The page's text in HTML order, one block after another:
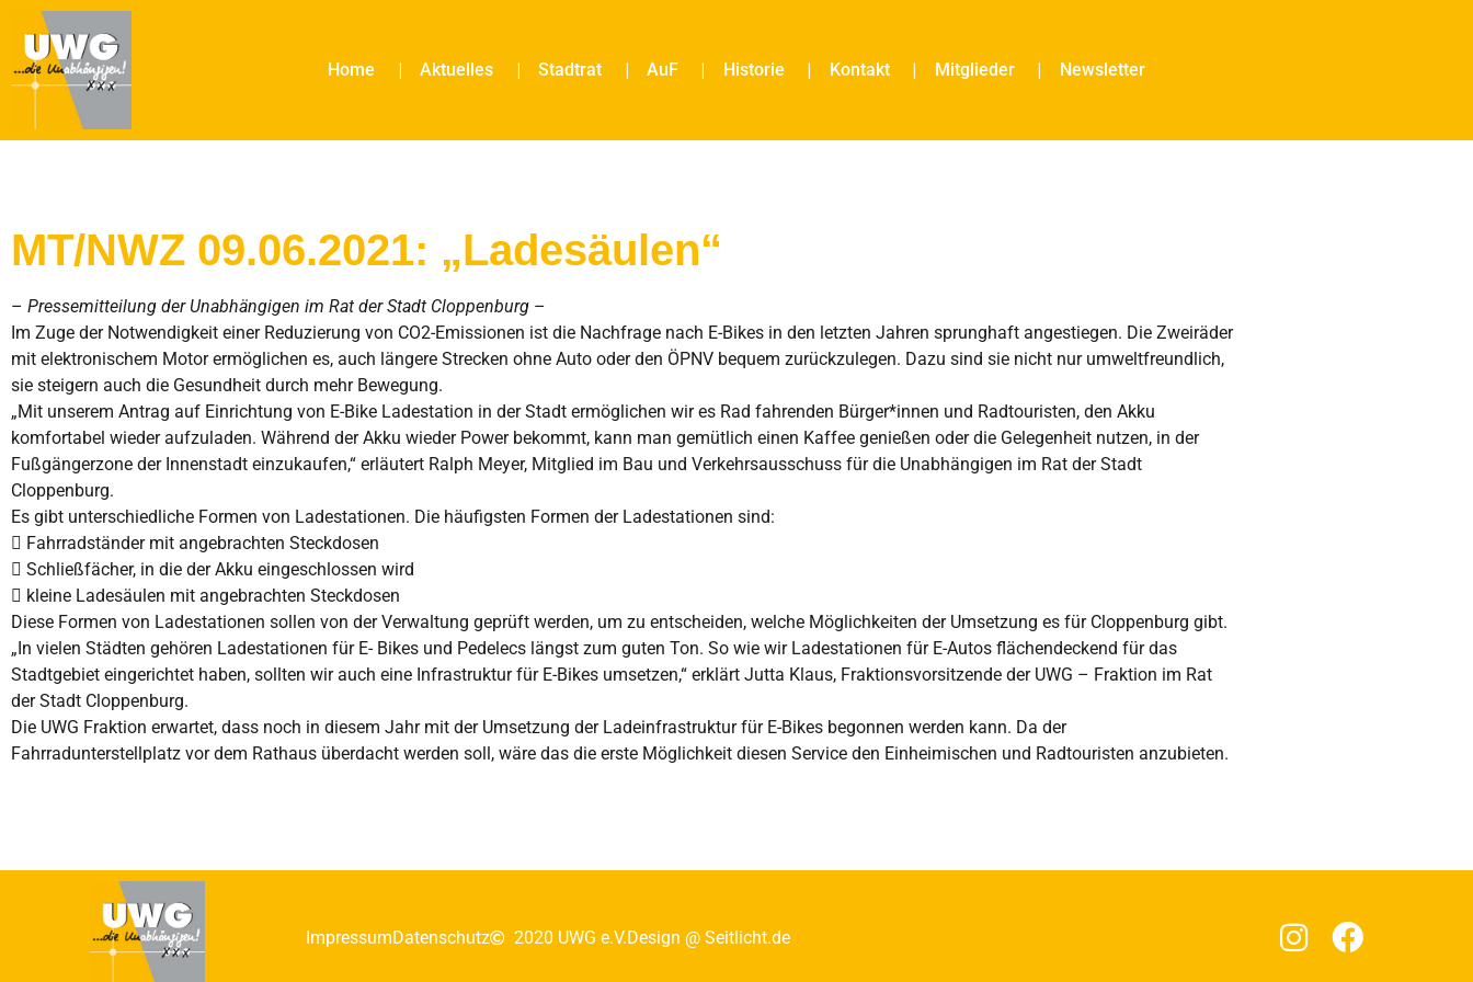
Home Aktuelles Stadtrat AuF Historie Kontakt Mitglieder Newsletter
MT/NWZ 09.06.2021: „Ladesäulen“
– Pressemitteilung der Unabhängigen im Rat der Stadt Cloppenburg –
Im Zuge der Notwendigkeit einer Reduzierung von CO2-Emissionen ist die Nachfrage nach E-Bikes in den letzten Jahren sprunghaft angestiegen. Die Zweiräder
mit elektronischem Motor ermöglichen es, auch längere Strecken ohne Auto oder den ÖPNV bequem zurückzulegen. Dazu sind sie nicht nur umweltfreundlich,
sie steigern auch die Gesundheit durch mehr Bewegung.
„Mit unserem Antrag auf Einrichtung von E-Bike Ladestation in der Stadt ermöglichen wir es Rad fahrenden Bürger*innen und Radtouristen, den Akku
komfortabel wieder aufzuladen. Während der Akku wieder Power bekommt, kann man gemütlich einen Kaffee genießen oder die Gelegenheit nutzen, in der
Fußgängerzone der Innenstadt einzukaufen,“ erläutert Ralph Meyer, Mitglied im Bau und Verkehrsausschuss für die Unabhängigen im Rat der Stadt
Cloppenburg.
Es gibt unterschiedliche Formen von Ladestationen. Die häufigsten Formen der Ladestationen sind:
 Fahrradständer mit angebrachten Steckdosen
 Schließfächer, in die der Akku eingeschlossen wird
 kleine Ladesäulen mit angebrachten Steckdosen
Diese Formen von Ladestationen sollen von der Verwaltung geprüft werden, um zu entscheiden, welche Möglichkeiten der Umsetzung es für Cloppenburg gibt.
„In vielen Städten gehören Ladestationen für E- Bikes und Pedelecs längst zum guten Ton. So wie wir Ladestationen für E-Autos flächendeckend für das
Stadtgebiet eingerichtet haben, sollten wir auch eine Infrastruktur für E-Bikes umsetzen,“ erklärt Jutta Klaus, Fraktionsvorsitzende der UWG – Fraktion im Rat
der Stadt Cloppenburg.
Die UWG Fraktion erwartet, dass noch in diesem Jahr mit der Umsetzung der Ladeinfrastruktur für E-Bikes begonnen werden kann. Da der
Fahrradunterstellplatz vor dem Rathaus überdacht werden soll, wäre das die erste Möglichkeit diesen Service den Einheimischen und Radtouristen anzubieten.
ImpressumDatenschutz 2020 UWG e.V.Design @ Seitlicht.de